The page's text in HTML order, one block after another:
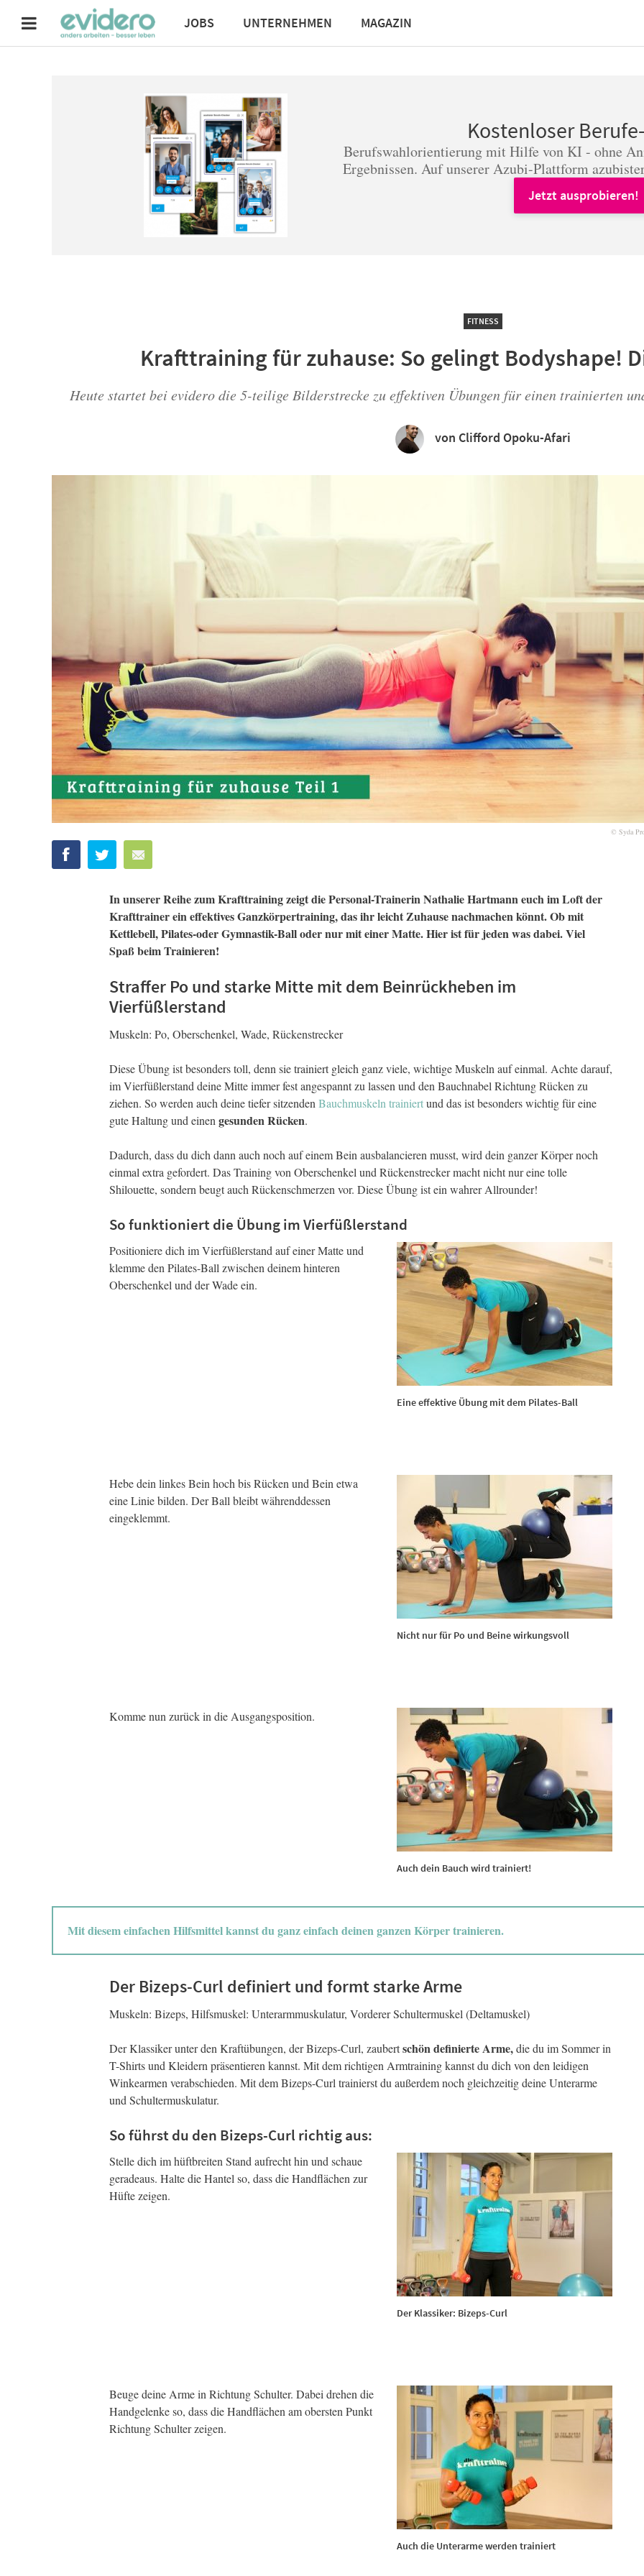
JOBS UNTERNEHMEN MAGAZIN
Kostenloser
Berufswahlorientierung mit Hilfe von KI - ohne
Ergebnissen. Auf unserer Azubi-Plattform
Jetzt ausprobieren!
FITNESS
Krafttraining für zuhause: So gelingt Body­shape!
Heute startet bei evidero die 5-teilige Bilderstrecke zu effektiven Übungen für einen trainierten
von Clifford Opoku-Afari
© Syda
In unserer Reihe zum Krafttraining zeigt die Personal-Trainerin Nathalie Hartmann euch im Loft der
Krafttrainer ein effektives Ganzkörpertraining, das ihr leicht Zuhause nachmachen könnt. Ob mit
Kettlebell, Pilates-oder Gymnastik-Ball oder nur mit einer Matte. Hier ist für jeden was dabei. Viel
Spaß beim Trainieren!
Straffer Po und starke Mitte mit dem Beinrückheben im
Vierfüßlerstand
Muskeln: Po, Oberschenkel, Wade, Rückenstrecker
Diese Übung ist besonders toll, denn sie trainiert gleich ganz viele, wichtige Muskeln auf einmal. Achte darauf,
im Vierfüßlerstand deine Mitte immer fest angespannt zu lassen und den Bauchnabel Richtung Rücken zu
ziehen. So werden auch deine tiefer sitzenden Bauchmuskeln trainiertund das ist besonders wichtig für eine
gute Haltung und einen gesunden Rücken.
Dadurch, dass du dich dann auch noch auf einem Bein ausbalancieren musst, wird dein ganzer Körper noch
einmal extra gefordert. Das Training von Oberschenkel und Rückenstrecker macht nicht nur eine tolle
Shilouette, sondern beugt auch Rückenschmerzen vor. Diese Übung ist ein wahrer Allrounder!
So funktioniert die Übung im Vierfüßlerstand
Eine effektive Übung mit dem Pilates-Ball
Positioniere dich im Vierfüßlerstand auf einer Matte und
klemme den Pilates-Ball zwischen deinem hinteren
Oberschenkel und der Wade ein.
Nicht nur für Po und Beine wirkungsvoll
Hebe dein linkes Bein hoch bis Rücken und Bein etwa
eine Linie bilden. Der Ball bleibt währenddessen
eingeklemmt.
Auch dein Bauch wird trainiert!
Komme nun zurück in die Ausgangsposition.
Mit diesem einfachen Hilfsmittel kannst du ganz einfach deinen ganzen Körper trainieren.
Der Bizeps-Curl definiert und formt starke Arme
Muskeln: Bizeps, Hilfsmuskel: Unterarmmuskulatur, Vorderer Schultermuskel (Deltamuskel)
Der Klassiker unter den Kraftübungen, der Bizeps-Curl, zaubertschön definierte Arme,die du im Sommer in
T-Shirts und Kleidern präsentieren kannst. Mit dem richtigen Armtraining kannst du dich von den leidigen
Winkearmen verabschieden. Mit dem Bizeps-Curl trainierst du außerdem noch gleichzeitig deine Unterarme
und Schultermuskulatur.
So führst du den Bizeps-Curl richtig aus:
Der Klassiker: Bizeps-Curl
Stelle dich im hüftbreiten Stand aufrecht hin und schaue
geradeaus. Halte die Hantel so, dass die Handflächen zur
Hüfte zeigen.
Auch die Unterarme werden trainiert
Beuge deine Arme in Richtung Schulter. Dabei drehen die
Handgelenke so, dass die Handflächen am obersten Punkt
Richtung Schulter zeigen.